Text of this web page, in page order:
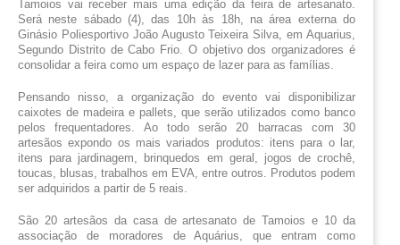
Tamoios vai receber mais uma edição da feira de artesanato.
Será neste sábado (4), das 10h às 18h, na área externa do
Ginásio Poliesportivo João Augusto Teixeira Silva, em Aquarius,
Segundo Distrito de Cabo Frio. O objetivo dos organizadores é
consolidar a feira como um espaço de lazer para as famílias.
Pensando nisso, a organização do evento vai disponibilizar
caixotes de madeira e pallets, que serão utilizados como banco
pelos frequentadores. Ao todo serão 20 barracas com 30
artesãos expondo os mais variados produtos: itens para o lar,
itens para jardinagem, brinquedos em geral, jogos de crochê,
toucas, blusas, trabalhos em EVA, entre outros. Produtos podem
ser adquiridos a partir de 5 reais.
São 20 artesãos da casa de artesanato de Tamoios e 10 da
associação de moradores de Aquárius, que entram como